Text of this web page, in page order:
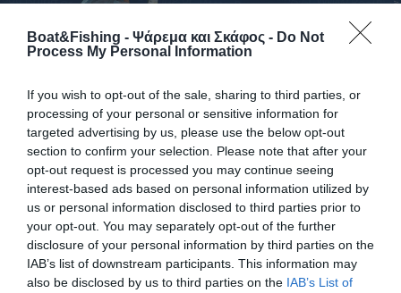
Boat&Fishing - Ψάρεμα και Σκάφος - Do Not
Process My Personal Information
If you wish to opt-out of the sale, sharing to third parties, or
processing of your personal or sensitive information for
targeted advertising by us, please use the below opt-out
section to confirm your selection. Please note that after your
opt-out request is processed you may continue seeing
interest-based ads based on personal information utilized by
us or personal information disclosed to third parties prior to
your opt-out. You may separately opt-out of the further
disclosure of your personal information by third parties on the
IAB’s list of downstream participants. This information may
also be disclosed by us to third parties on the IAB’s List of
ΝΕΟ ΦΕΚ: Παραμένει "για λίγους" το
ψάρεμα, το ψαροτούφεκο και το ψάρεμα
από σκάφος
Δημοσιεύτηκε το νέο ΦΕΚ: άρση απαγόρευσης για σκάφη και